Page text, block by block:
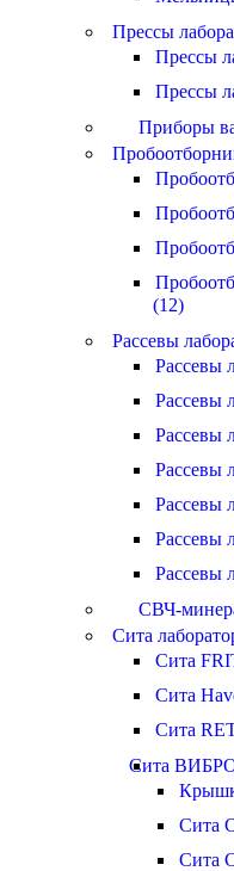
Прессы
Прессы
Прессы
Приборы
(12)
Рассевы
Рассевы
Рассевы
Рассевы
Рассевы
Рассевы
СВЧ-
Сита
Сита
Сита
Сита
Сита
Сита
Сита